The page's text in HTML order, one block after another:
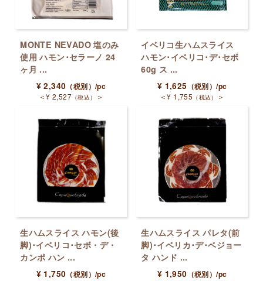
MONTE NEVADO 塩のみ
使用 ハモン･セラーノ 24
ヶ月 ...
¥ 2,340 （税別）/pc
＜¥ 2,527 （税込） ＞
イベリコ生ハムスライス
ハモン･イベリコ･デ･セボ
60g ス ...
¥ 1,625 （税別）/pc
＜¥ 1,755 （税込） ＞
生ハムスライス ハモン(後
脚)･イベリコ･セボ・デ・
カンポ ハン ...
¥ 1,750 （税別）/pc
生ハムスライス パレタ(前
脚)･イベリカ･デ･ベジョー
タ ハンド ...
¥ 1,950 （税別）/pc